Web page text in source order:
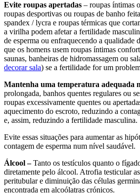
Evite roupas apertadas – roupas íntimas
roupas desportivas ou roupas de banho
spandex / lycra e roupas térmicas que
a virilha podem afetar a fertilidade
de esperma ou enfraquecendo a qualidade
que os homens usem roupas íntimas
saunas, banheiras de hidromassagem ou
decorar sala) se a fertilidade for um
Mantenha uma temperatura adequada
prolongada, banhos quentes regulares ou
roupas excessivamente quentes ou
aquecimento do escroto, reduzindo a
e, assim, reduzindo a fertilidade masculina.
Evite essas situações para aumentar as
contagem de esperma num nível saudável.
Álcool –Tanto os testículos quanto o
diretamente pelo álcool. Atrofia testicular
peritubular e diminuição das células
encontrada em alcoólatras crónicos.